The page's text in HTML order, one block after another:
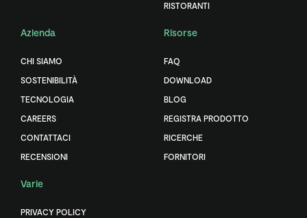
RISTORANTI
Azienda
CHI SIAMO
SOSTENIBILITÀ
TECNOLOGIA
CAREERS
CONTATTACI
RECENSIONI
Risorse
FAQ
DOWNLOAD
BLOG
REGISTRA PRODOTTO
RICERCHE
FORNITORI
Varie
PRIVACY POLICY